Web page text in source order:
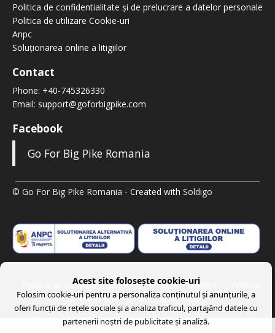
Politica de confidentialitate și de prelucrare a datelor personale
Politica de utilizare Cookie-uri
Anpc
Soluționarea online a litigiilor
Contact
Phone: +40-745326330
Email: support@goforbigpike.com
Facebook
Go For Big Pike Romania
© Go For Big Pike Romania - Created with Soldigo
Politica de confidenţialitate Termeni şi condiţii
de returnare
Formular de retur
Acest site folosește cookie-uri
Folosim cookie-uri pentru a personaliza conținutul și anunțurile, a
oferi funcții de rețele sociale și a analiza traficul, partajând datele cu
partenerii noștri de publicitate și analiză.